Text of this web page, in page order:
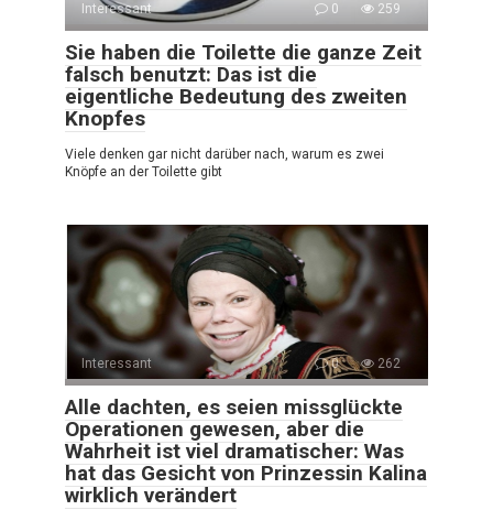
Interessant 0 259
Sie haben die Toilette die ganze Zeit
falsch benutzt: Das ist die
eigentliche Bedeutung des zweiten
Knopfes
Viele denken gar nicht darüber nach, warum es zwei
Knöpfe an der Toilette gibt
Interessant 0 262
Alle dachten, es seien missglückte
Operationen gewesen, aber die
Wahrheit ist viel dramatischer: Was
hat das Gesicht von Prinzessin Kalina
wirklich verändert